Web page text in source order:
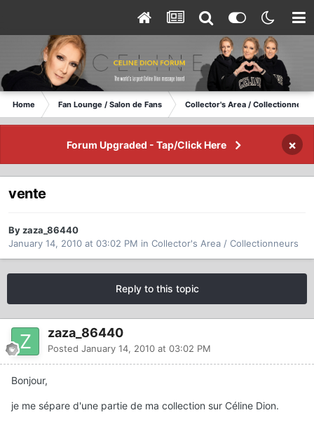
Home Fan Lounge / Salon de Fans Collector's Area / Collectionneurs
Forum Upgraded - Tap/Click Here ×
vente
By zaza_86440
January 14, 2010 at 03:02 PM in Collector's Area / Collectionneurs
Reply to this topic
zaza_86440
Posted January 14, 2010 at 03:02 PM
Bonjour,
je me sépare d'une partie de ma collection sur Céline Dion.